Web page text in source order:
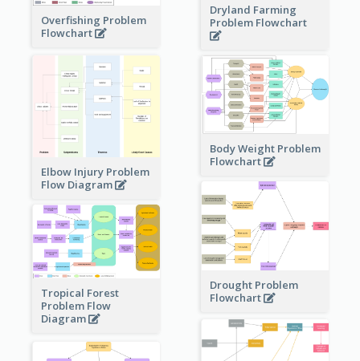
Overfishing Problem
Flowchart
Dryland Farming
Problem Flowchart
Elbow Injury Problem
Flow Diagram
Body Weight Problem
Flowchart
Drought Problem
Flowchart
Tropical Forest
Problem Flow
Diagram